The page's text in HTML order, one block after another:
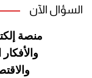
السؤال الآن
منصة